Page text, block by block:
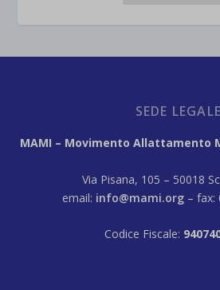
SEDE LEGALE
MAMI – Movimento Allattamento
Via Pisana, 105 – 50018
email: info@mami.org – fax:
Codice Fiscale: